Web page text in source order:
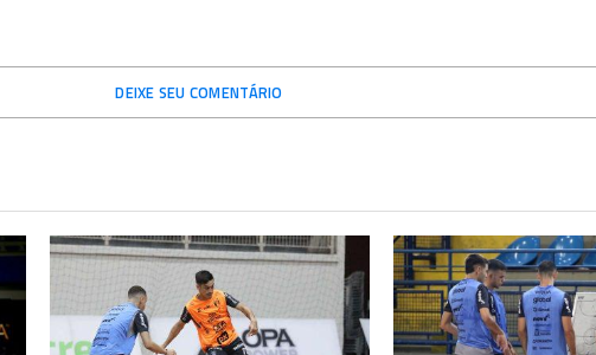
DEIXE SEU COMENTÁRIO